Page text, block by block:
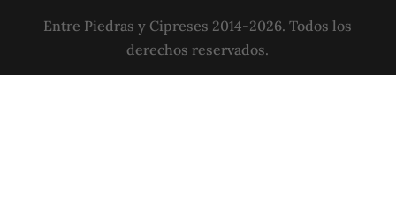
Entre Piedras y Cipreses 2014-2026. Todos los
derechos reservados.